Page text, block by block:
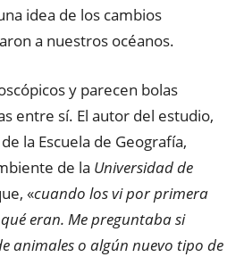
idea de los cambios
a nuestros océanos.
y parecen bolas
entre sí. El autor del estudio,
de la Escuela de Geografía,
de la Universidad de
«cuando los vi por primera
eran. Me preguntaba si
animales o algún nuevo tipo de